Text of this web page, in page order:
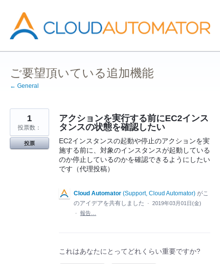
ン
ツ
ス
プ
ご要望頂いている追加機能
← General
アクションを実行する前にEC2インス
タンスの状態を確認したい
EC2インスタンスの起動や停止のアクションを実
施する前に、対象のインスタンスが起動している
のか停止しているのかを確認できるようにしたい
です（代理投稿）
1
投票数：
投票
Cloud Automator (Support, Cloud Automator) がこ
のアイデアを共有しました
· 2019年03月01日(金)
· 報告…
これはあなたにとってどれくらい重要ですか?